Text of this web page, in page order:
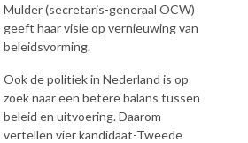
Mulder (secretaris-generaal OCW)
geeft haar visie op vernieuwing van
beleidsvorming.
Ook de politiek in Nederland is op
zoek naar een betere balans tussen
beleid en uitvoering. Daarom
vertellen vier kandidaat-Tweede